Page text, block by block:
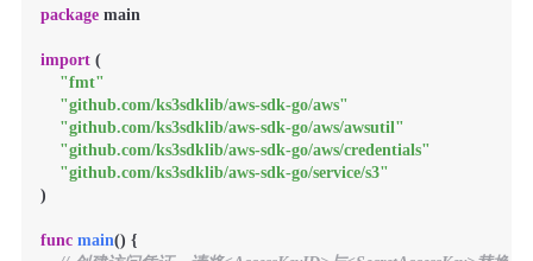
package main
import (
"fmt"
"github.com/ks3sdklib/aws-sdk-go/aws"
"github.com/ks3sdklib/aws-sdk-go/aws/awsutil"
"github.com/ks3sdklib/aws-sdk-go/aws/credentials"
"github.com/ks3sdklib/aws-sdk-go/service/s3"
)
func main() {